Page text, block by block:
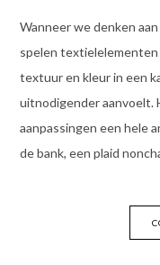
Wanneer we denken
spelen textielelementen
textuur en kleur in een
uitnodigender aanvoelt.
aanpassingen een hele
de bank, een plaid